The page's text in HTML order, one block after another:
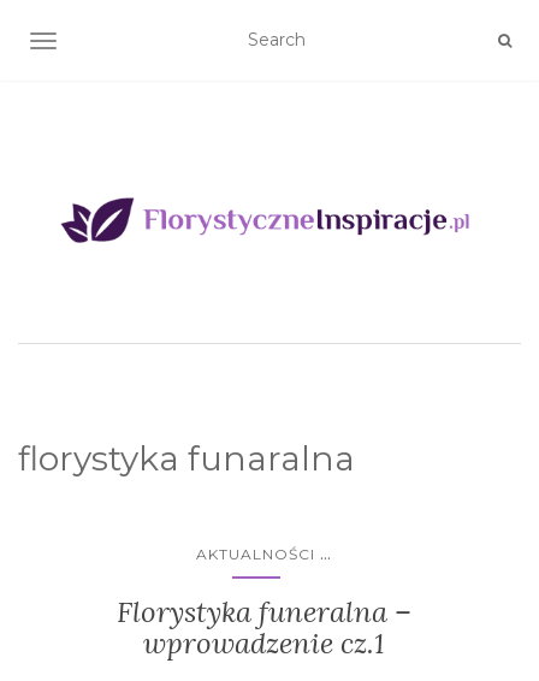
TOGGLE NAVIGATION
florystyka funaralna
AKTUALNOŚCI ...
Florystyka funeralna –
wprowadzenie cz.1